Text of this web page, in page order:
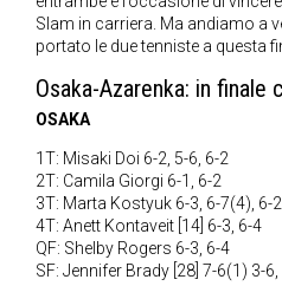
Slam in carriera. Ma andiamo a
portato le due tenniste a questa
Osaka-Azarenka: in finale
OSAKA
1T: Misaki Doi 6-2, 5-6, 6-2
2T: Camila Giorgi 6-1, 6-2
3T: Marta Kostyuk 6-3, 6-7(4), 6-2
4T: Anett Kontaveit [14] 6-3, 6-4
QF: Shelby Rogers 6-3, 6-4
SF: Jennifer Brady [28] 7-6(1) 3-6,